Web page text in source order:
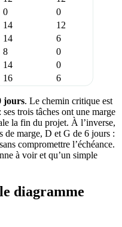
0
0
14
12
14
6
8
0
14
0
16 6
jours. Le chemin critique est
trois tâches ont une marge
la fin du projet. À l’inverse,
de marge, D et G de 6 jours :
compromettre l’échéance.
à voir et qu’un simple
diagramme